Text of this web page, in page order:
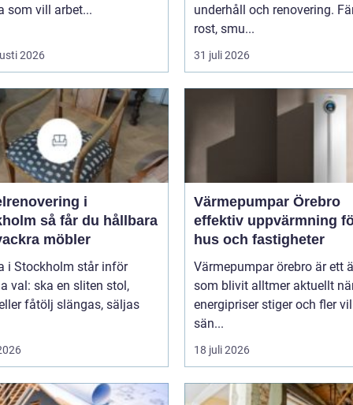
som vill arbet...
2026
underhåll och renovering.
rost, smu...
31 juli 2026
i
du hållbara
möbler
i Stockholm står inför
val: ska en sliten stol,
fåtölj slängas, säljas
Värmepumpar Örebro
effektiv uppvärmning
hus och fastigheter
Värmepumpar örebro är ett
som blivit alltmer aktuellt
energipriser stiger och fler
sän...
18 juli 2026